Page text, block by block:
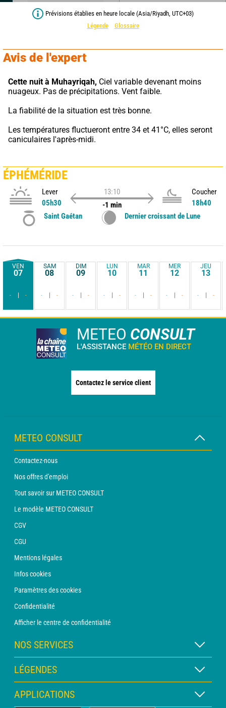
Prévisions établies en heure locale (Asia/Riyadh, UTC+03)
Légende
Glossaire
Avis de l'expert
Cette nuit à Muhayriqah, Ciel variable devenant moins
nuageux. Pas de précipitations. Vent faible.
La fiabilité de la situation est très bonne.
Les températures fluctueront entre 34 et 41°C, elles seront
caniculaires l'après-midi.
ÉPHÉMÉRIDE
Lever
05h30
13:10
-1 min
Coucher
18h40
Saint Gaétan
Dernier croissant de Lune
VEN
07
- -
SAM
08
- -
DIM
09
- -
LUN
10
- -
MAR
11
- -
MER
12
- -
JEU
13
- -
METEO CONSULT
L'ASSISTANCE MÉTÉO EN DIRECT
Contactez le service client
METEO CONSULT
Contactez-nous
Nos offres d'emploi
Tout savoir sur METEO CONSULT
Le modèle METEO CONSULT
CGV
CGU
Mentions légales
Infos cookies
Paramètres des cookies
Confidentialité
Afficher le centre de confidentialité
NOS SERVICES
Abonnement METEO Xpert
Abonnement METEO PRO
Consultation avec un prévisionniste
LÉGENDES
Légende des cartes
APPLICATIONS